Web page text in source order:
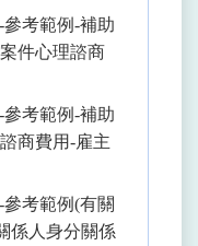
考範例-補助
件心理諮商
考範例-補助
商費用-雇主
考範例(有關
係人身分關係